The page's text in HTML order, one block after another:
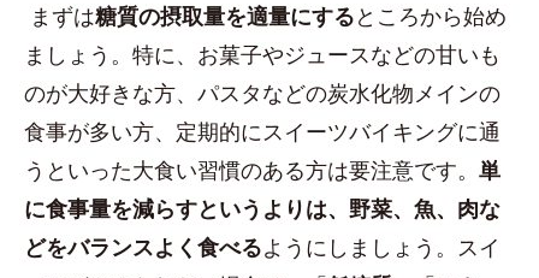
まずは糖質の摂取量を適量にするところから始め
ましょう。特に、お菓子やジュースなどの甘いも
のが大好きな方、パスタなどの炭水化物メインの
食事が多い方、定期的にスイーツバイキングに通
うといった大食い習慣のある方は要注意です。 単
に食事量を減らすというよりは、野菜、魚、肉な
どをバランスよく食べるようにしましょう。スイ